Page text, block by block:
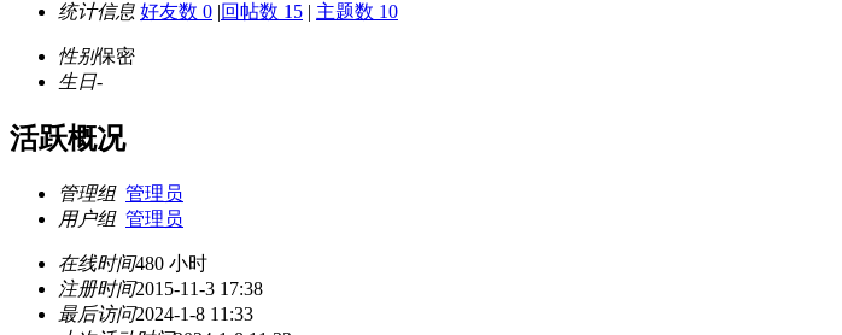
统计信息 好友数 0 |回帖数 15 | 主题数 10
性别保密
生日-
活跃概况
管理组 管理员
用户组 管理员
在线时间480 小时
注册时间2015-11-3 17:38
最后访问2024-1-8 11:33